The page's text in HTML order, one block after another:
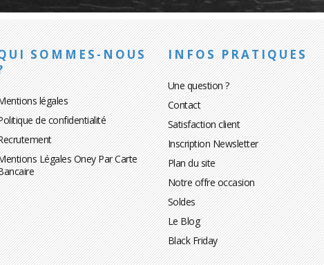
SOMMES-NOUS
légales
de confidentialité
Légales Oney Par Carte
INFOS PRATIQUES
Une question ?
Contact
Satisfaction client
Inscription Newsletter
Plan du site
Notre offre occasion
Soldes
Le Blog
Black Friday